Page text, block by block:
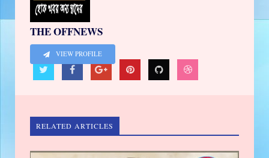
THE OFFNEWS
VIEW PROFILE
RELATED ARTICLES